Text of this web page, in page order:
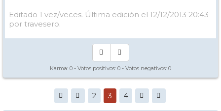
Editado 1 vez/veces. Última edición el 12/12/2013 20:43
por travesero.
Karma: 0 - Votos positivos: 0 - Votos negativos: 0
2 3 4